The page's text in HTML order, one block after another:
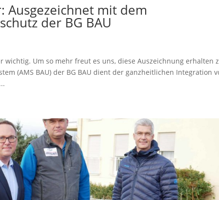
mit dem
der BG BAU
wichtig. Um so mehr freut es uns, diese Auszeichnung erhalten
(AMS BAU) der BG BAU dient der ganzheitlichen Integration